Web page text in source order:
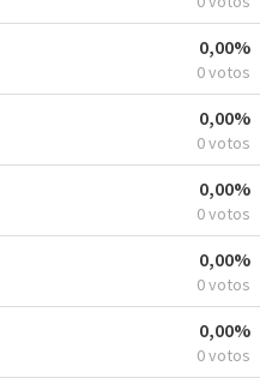
0,00%
0 votos
0,00%
0 votos
0,00%
0 votos
0,00%
0 votos
0,00%
0 votos